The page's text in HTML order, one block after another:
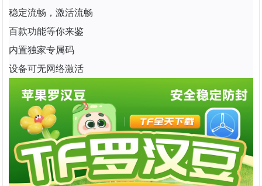
稳定流畅，激活流畅
百款功能等你来鉴
内置独家专属码
设备可无网络激活